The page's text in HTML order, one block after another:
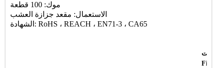
موك: 100 قطعة
الاستعمال: مقعد جزازة العشب
الشهادة: RoHS ، REACH ، EN71-3 ، CA65